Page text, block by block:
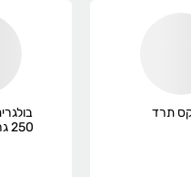
תרד
250 גרם מחלבות גד